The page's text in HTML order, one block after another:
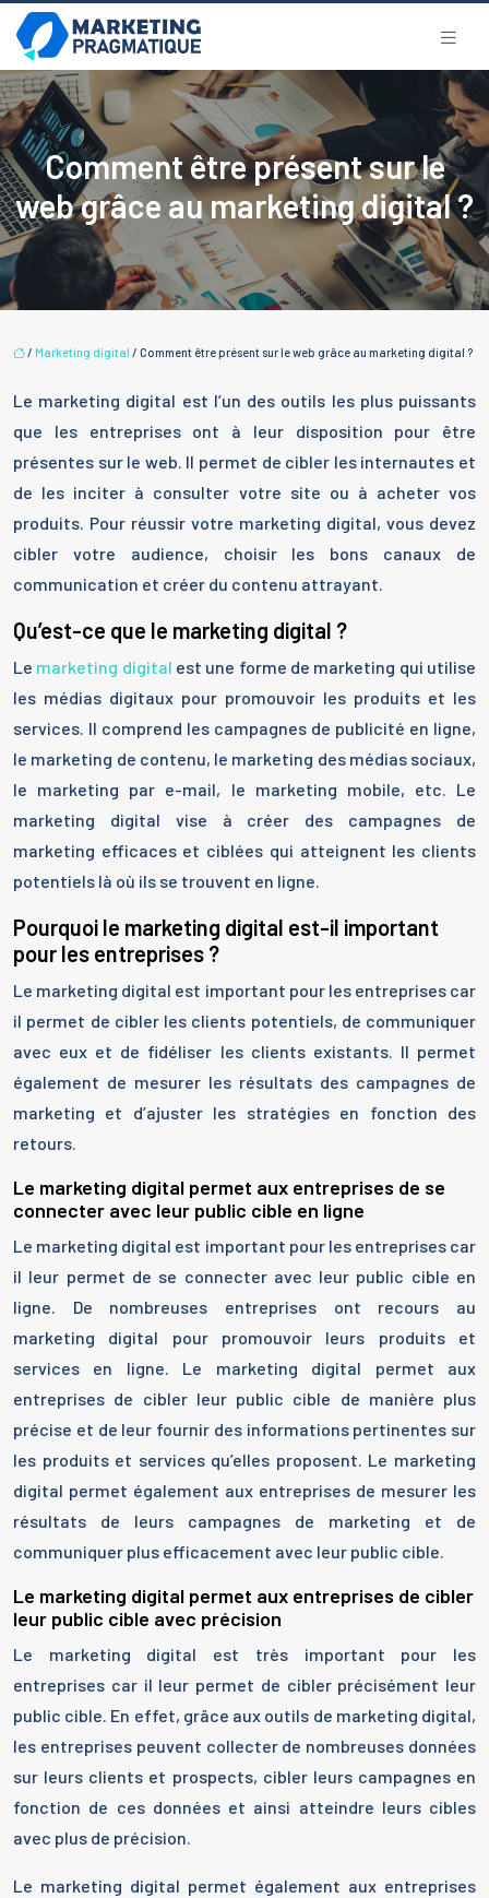
Comment être présent sur le
web grâce au marketing digital ?
/ Marketing digital / Comment être présent sur le web grâce au marketing digital ?
Le marketing digital est l’un des outils les plus puissants
que les entreprises ont à leur disposition pour être
présentes sur le web. Il permet de cibler les internautes et
de les inciter à consulter votre site ou à acheter vos
produits. Pour réussir votre marketing digital, vous devez
cibler votre audience, choisir les bons canaux de
communication et créer du contenu attrayant.
Qu’est-ce que le marketing digital ?
Le marketing digital est une forme de marketing qui utilise
les médias digitaux pour promouvoir les produits et les
services. Il comprend les campagnes de publicité en ligne,
le marketing de contenu, le marketing des médias sociaux,
le marketing par e-mail, le marketing mobile, etc. Le
marketing digital vise à créer des campagnes de
marketing efficaces et ciblées qui atteignent les clients
potentiels là où ils se trouvent en ligne.
Pourquoi le marketing digital est-il important
pour les entreprises ?
Le marketing digital est important pour les entreprises car
il permet de cibler les clients potentiels, de communiquer
avec eux et de fidéliser les clients existants. Il permet
également de mesurer les résultats des campagnes de
marketing et d’ajuster les stratégies en fonction des
retours.
Le marketing digital permet aux entreprises de se
connecter avec leur public cible en ligne
Le marketing digital est important pour les entreprises car
il leur permet de se connecter avec leur public cible en
ligne. De nombreuses entreprises ont recours au
marketing digital pour promouvoir leurs produits et
services en ligne. Le marketing digital permet aux
entreprises de cibler leur public cible de manière plus
précise et de leur fournir des informations pertinentes sur
les produits et services qu’elles proposent. Le marketing
digital permet également aux entreprises de mesurer les
résultats de leurs campagnes de marketing et de
communiquer plus efficacement avec leur public cible.
Le marketing digital permet aux entreprises de cibler
leur public cible avec précision
Le marketing digital est très important pour les
entreprises car il leur permet de cibler précisément leur
public cible. En effet, grâce aux outils de marketing digital,
les entreprises peuvent collecter de nombreuses données
sur leurs clients et prospects, cibler leurs campagnes en
fonction de ces données et ainsi atteindre leurs cibles
avec plus de précision.
Le marketing digital permet également aux entreprises